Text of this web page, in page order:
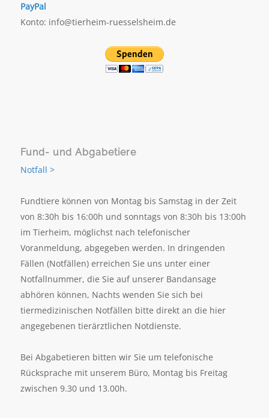
PayPal
Konto: info@tierheim-ruesselsheim.de
Fund- und Abgabetiere
Notfall >
Fundtiere können von Montag bis Samstag in der Zeit
von 8:30h bis 16:00h und sonntags von 8:30h bis 13:00h
im Tierheim, möglichst nach telefonischer
Voranmeldung, abgegeben werden. In dringenden
Fällen (Notfällen) erreichen Sie uns unter einer
Notfallnummer, die Sie auf unserer Bandansage
abhören können, Nachts wenden Sie sich bei
tiermedizinischen Notfällen bitte direkt an die hier
angegebenen tierärztlichen Notdienste.
Bei Abgabetieren bitten wir Sie um telefonische
Rücksprache mit unserem Büro, Montag bis Freitag
zwischen 9.30 und 13.00h.